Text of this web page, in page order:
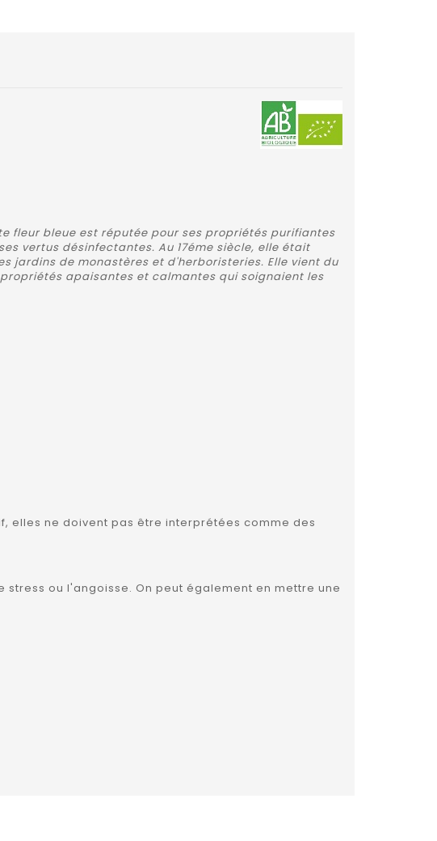
fleur bleue est réputée pour ses propriétés purifiantes
vertus désinfectantes. Au 17éme siècle, elle était
jardins de monastères et d'herboristeries. Elle vient du
apaisantes et calmantes qui soignaient les
elles ne doivent pas être interprétées comme des
ou l'angoisse. On peut également en mettre une